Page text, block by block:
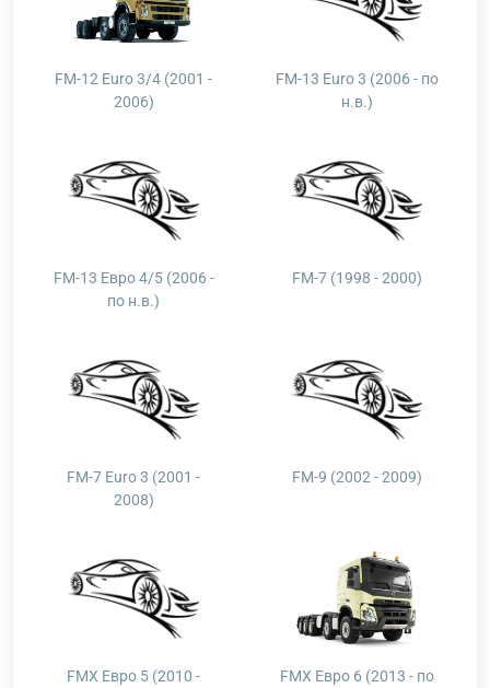
FM-12 Euro 3/4 (2001 -
2006)
FM-13 Euro 3 (2006 - по
н.в.)
FM-13 Евро 4/5 (2006 -
по н.в.)
FM-7 (1998 - 2000)
FM-7 Euro 3 (2001 -
2008)
FM-9 (2002 - 2009)
FMX Евро 5 (2010 -
FMX Евро 6 (2013 - по